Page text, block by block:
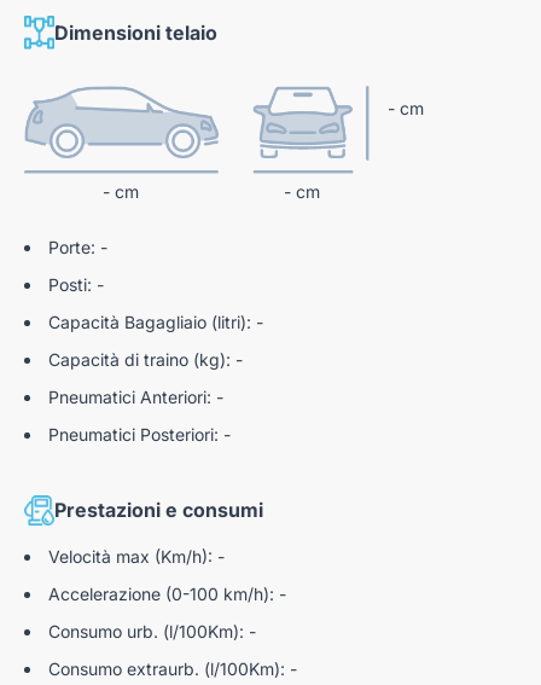
km 0 e automobili usate garantite con oltre 100 controlli pre-
consegna.
N186903
Dimensioni telaio
- cm - cm
- cm
Porte: -
Posti: -
Capacità Bagagliaio (litri): -
Capacità di traino (kg): -
Pneumatici Anteriori: -
Pneumatici Posteriori: -
Prestazioni e consumi
Velocità max (Km/h): -
Accelerazione (0-100 km/h): -
Consumo urb. (l/100Km): -
Consumo extraurb. (l/100Km): -